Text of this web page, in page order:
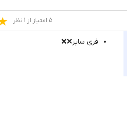
5 امتیاز از 1 نظر
فري سايز❌❌